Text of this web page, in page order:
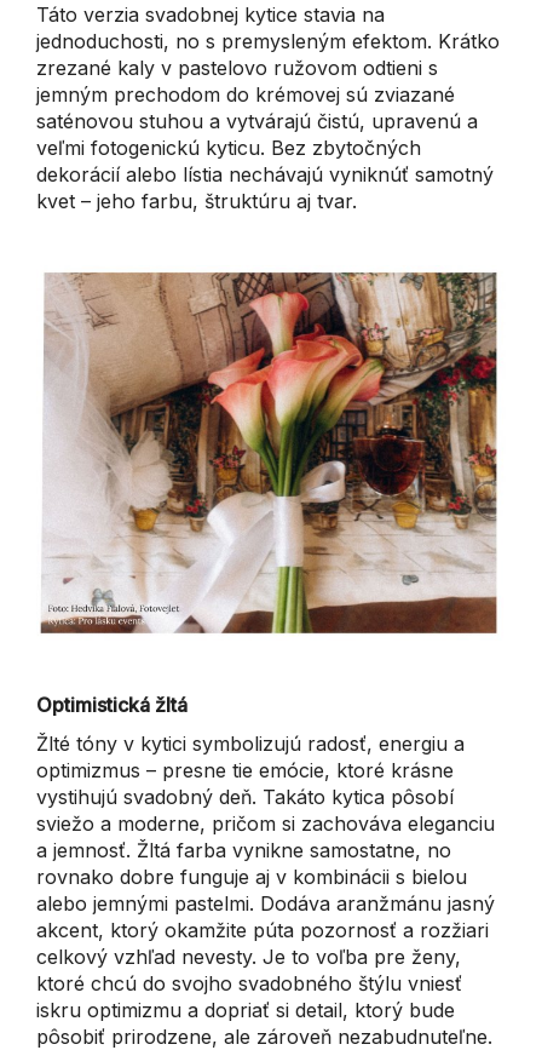
Táto verzia svadobnej kytice stavia na
jednoduchosti, no s premysleným efektom. Krátko
zrezané kaly v pastelovo ružovom odtieni s
jemným prechodom do krémovej sú zviazané
saténovou stuhou a vytvárajú čistú, upravenú a
veľmi fotogenickú kyticu. Bez zbytočných
dekorácií alebo lístia nechávajú vyniknúť samotný
kvet – jeho farbu, štruktúru aj tvar.
Optimistická žltá
Žlté tóny v kytici symbolizujú radosť, energiu a
optimizmus – presne tie emócie, ktoré krásne
vystihujú svadobný deň. Takáto kytica pôsobí
sviežo a moderne, pričom si zachováva eleganciu
a jemnosť. Žltá farba vynikne samostatne, no
rovnako dobre funguje aj v kombinácii s bielou
alebo jemnými pastelmi. Dodáva aranžmánu jasný
akcent, ktorý okamžite púta pozornosť a rozžiari
celkový vzhľad nevesty. Je to voľba pre ženy,
ktoré chcú do svojho svadobného štýlu vniesť
iskru optimizmu a dopriať si detail, ktorý bude
pôsobiť prirodzene, ale zároveň nezabudnuteľne.